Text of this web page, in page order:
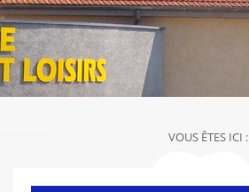
VOUS ÊTES ICI :